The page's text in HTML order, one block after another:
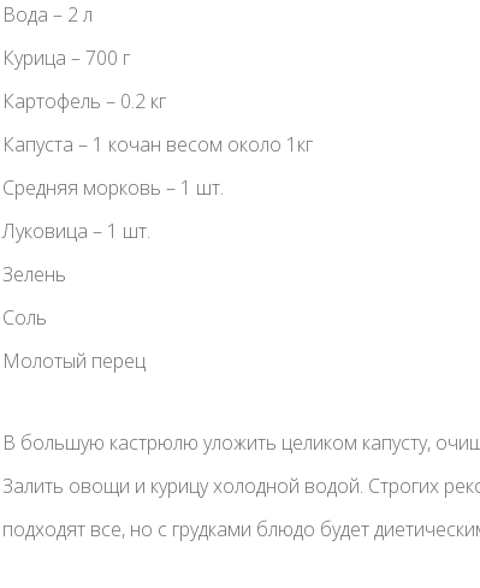
Вода – 2 л
Курица – 700 г
Картофель – 0.2 кг
Капуста – 1 кочан весом около 1кг
Средняя морковь – 1 шт.
Луковица – 1 шт.
Зелень
Соль
Молотый перец
В большую кастрюлю уложить целиком капусту,
Залить овощи и курицу холодной водой. Строгих
подходят все, но с грудками блюдо будет